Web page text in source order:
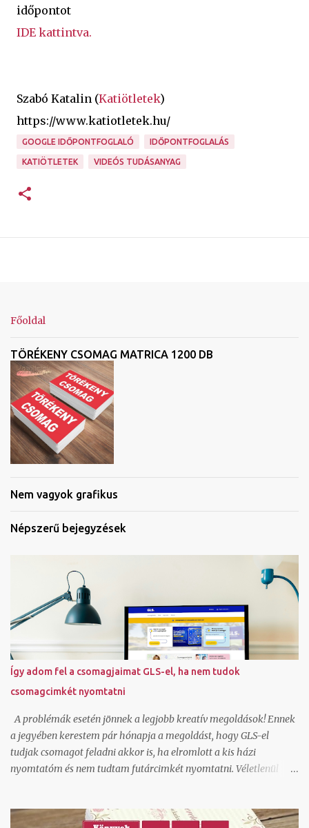
időpontot
IDE kattintva.
Szabó Katalin (Katiötletek)
https://www.katiotletek.hu/
GOOGLE IDŐPONTFOGLALÓ IDŐPONTFOGLALÁS
KATIÖTLETEK VIDEÓS TUDÁSANYAG
Főoldal
TÖRÉKENY CSOMAG MATRICA 1200 DB
Nem vagyok grafikus
Népszerű bejegyzések
Így adom fel a csomagjaimat GLS-el, ha nem tudok
csomagcimkét nyomtatni
A problémák esetén jönnek a legjobb kreatív megoldások! Ennek
a jegyében kerestem pár hónapja a megoldást, hogy GLS-el
tudjak csomagot feladni akkor is, ha elromlott a kis házi
nyomtatóm és nem tudtam futárcimkét nyomtatni. Véletlenül
Természetesen beregisztráltam és örömmel láttam, hogy itt ha